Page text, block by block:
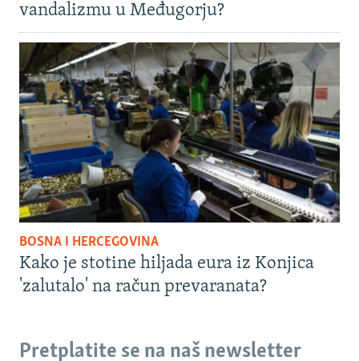
vandalizmu u Međugorju?
BOSNA I HERCEGOVINA
Kako je stotine hiljada eura iz Konjica
'zalutalo' na račun prevaranata?
Pretplatite se na naš newsletter